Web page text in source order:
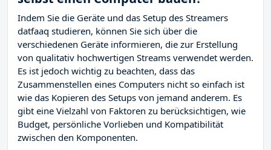
Indem Sie die Geräte und das Setup des Streamers
datfaaq studieren, können Sie sich über die
verschiedenen Geräte informieren, die zur Erstellung
von qualitativ hochwertigen Streams verwendet werden.
Es ist jedoch wichtig zu beachten, dass das
Zusammenstellen eines Computers nicht so einfach ist
wie das Kopieren des Setups von jemand anderem. Es
gibt eine Vielzahl von Faktoren zu berücksichtigen, wie
Budget, persönliche Vorlieben und Kompatibilität
zwischen den Komponenten.